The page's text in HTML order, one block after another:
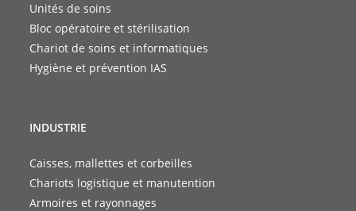
Unités de soins
Bloc opératoire et stérilisation
Chariot de soins et informatiques
Hygiène et prévention IAS
INDUSTRIE
Caisses, mallettes et corbeilles
Chariots logistique et manutention
Armoires et rayonnages